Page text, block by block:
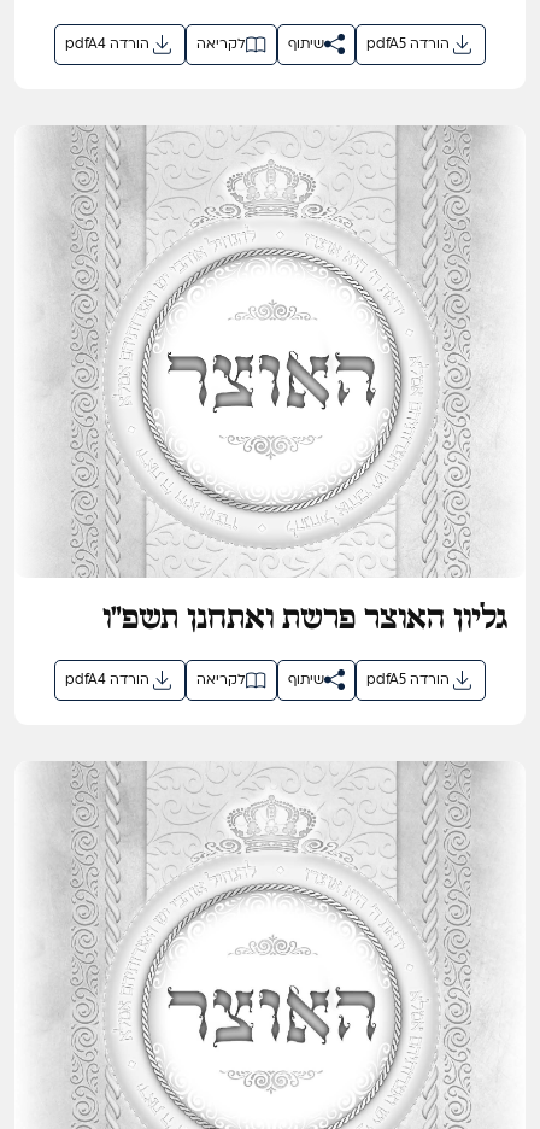
pdfA4 הורדה לקריאה שיתוף pdfA5 הורדה
גליון האוצר פרשת ואתחנן תשפ"ו
pdfA4 הורדה לקריאה שיתוף pdfA5 הורדה